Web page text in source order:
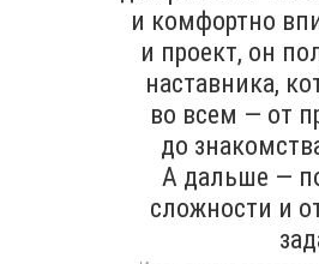
и комфортно
и проект, он
наставника,
во всем — от
до
А дальше —
сложности и